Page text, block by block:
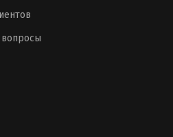
вопросы